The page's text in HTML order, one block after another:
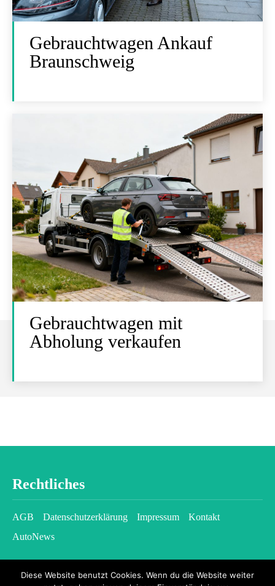
Gebrauchtwagen Ankauf
Braunschweig
Gebrauchtwagen mit
Abholung verkaufen
Rechtliches
AGB Datenschutzerklärung Impressum
Kontakt
AutoNews
Diese Website benutzt Cookies. Wenn du die Website weiter